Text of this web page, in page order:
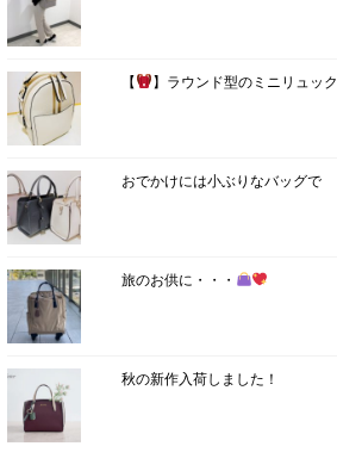
【 】ラウンド型のミニリュック
おでかけには小ぶりなバッグで
旅のお供に・・・
秋の新作入荷しました！